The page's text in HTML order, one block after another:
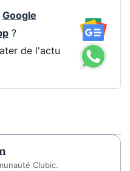
Google
?
de l'actu
Clubic.